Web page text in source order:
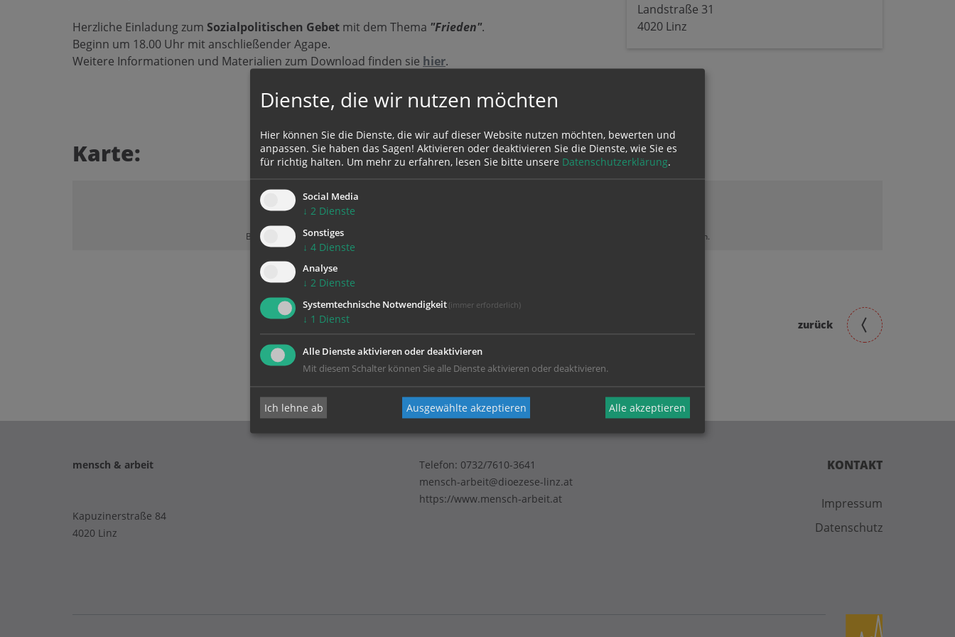
Herzliche Einladung zum Sozialpolitischen Gebet mit dem Thema "Frieden".
Beginn um 18.00 Uhr mit anschließender Agape.
Weitere Informationen und Materialien zum Download finden sie hier.
Landstraße 31
4020 Linz
Karte:
Bitte akzeptieren Sie
Cookies von Google Maps , um diesen Inhalt sehen zu können.
zurück
KONTAKT
Impressum
Datenschutz
mensch & arbeit
Kapuzinerstraße 84
4020 Linz
Telefon: 0732/7610-3641
mensch-arbeit@dioezese-linz.at
https://www.mensch-arbeit.at
Dienste, die wir nutzen möchten
Hier können Sie die Dienste, die wir auf dieser Website nutzen möchten, bewerten und
anpassen. Sie haben das Sagen! Aktivieren oder deaktivieren Sie die Dienste, wie Sie es
für richtig halten. Um mehr zu erfahren, lesen Sie bitte unsere Datenschutzerklärung.
Social Media
↓ 2 Dienste
Sonstiges
↓ 4 Dienste
Analyse
↓ 2 Dienste
Systemtechnische Notwendigkeit (immer erforderlich)
↓ 1 Dienst
Alle Dienste aktivieren oder deaktivieren
Mit diesem Schalter können Sie alle Dienste aktivieren oder deaktivieren.
Ich lehne ab Ausgewählte akzeptieren Alle akzeptieren